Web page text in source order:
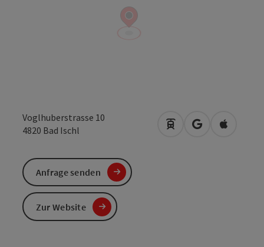
Voglhuberstrasse 10
4820 Bad Ischl Anreise mit
in Googlein Apple
Anfrage senden
Zur Website